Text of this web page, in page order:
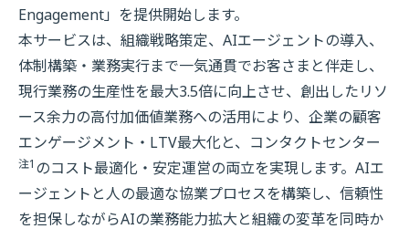
Engagement」を提供開始します。
本サービスは、組織戦略策定、AIエージェントの導入、
体制構築・業務実行まで一気通貫でお客さまと伴走し、
現行業務の生産性を最大3.5倍に向上させ、創出したリソ
ース余力の高付加価値業務への活用により、企業の顧客
エンゲージメント・LTV最大化と、コンタクトセンター
注1 のコスト最適化・安定運営の両立を実現します。AIエ
ージェントと人の最適な協業プロセスを構築し、信頼性
を担保しながらAIの業務能力拡大と組織の変革を同時か